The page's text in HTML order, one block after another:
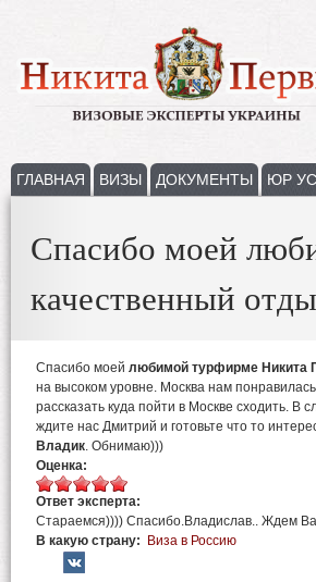
ГЛАВНАЯ ВИЗЫ ДОКУМЕНТЫ ЮР
Спасибо моей
качественный
Спасибо моей любимой турфирме Никита
на высоком уровне. Москва нам
рассказать куда пойти в Москве сходить. В
ждите нас Дмитрий и готовьте что то
Владик. Обнимаю)))
Оценка:
Ответ эксперта:
Стараемся)))) Спасибо.Владислав.. Ждем
В какую страну:
Виза в Россию